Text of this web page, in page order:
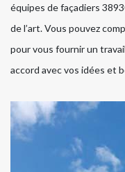
équipes de façadiers
de l’art. Vous pouvez
pour vous fournir un
accord avec vos idées et